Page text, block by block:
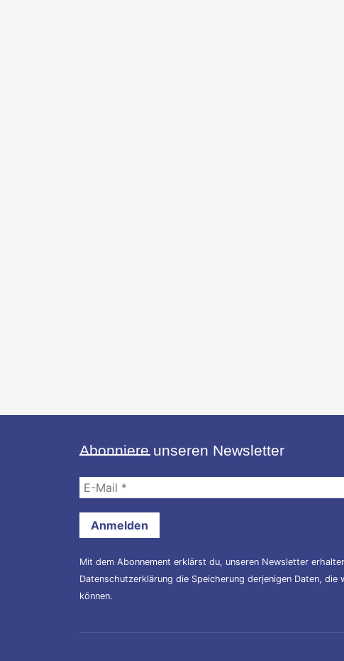
Abonniere unseren Newsletter
Mail
Mit dem Abonnement erklärst du, unseren Newsletter
Datenschutzerklärung die Speicherung derjenigen Daten,
können.